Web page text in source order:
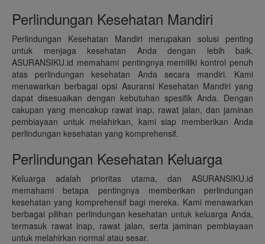
Perlindungan Kesehatan Mandiri
Perlindungan Kesehatan Mandiri merupakan solusi penting
untuk menjaga kesehatan Anda dengan lebih baik.
ASURANSIKU.id memahami pentingnya memiliki kontrol penuh
atas perlindungan kesehatan Anda secara mandiri. Kami
menawarkan berbagai opsi Asuransi Kesehatan Mandiri yang
dapat disesuaikan dengan kebutuhan spesifik Anda. Dengan
cakupan yang mencakup rawat inap, rawat jalan, dan jaminan
pembiayaan untuk melahirkan, kami siap memberikan Anda
perlindungan kesehatan yang komprehensif.
Perlindungan Kesehatan Keluarga
Keluarga adalah prioritas utama, dan ASURANSIKU.id
memahami betapa pentingnya memberikan perlindungan
kesehatan yang komprehensif bagi mereka. Kami menawarkan
berbagai pilihan perlindungan kesehatan untuk keluarga Anda,
termasuk rawat inap, rawat jalan, serta jaminan pembiayaan
untuk melahirkan normal atau sesar.